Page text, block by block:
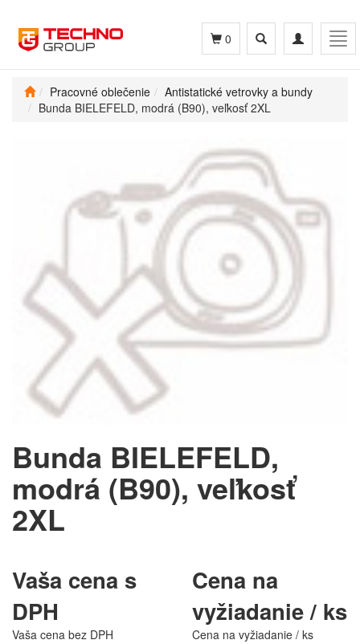
Toggle
navigation
Toggle
search
0
Pracovné oblečenie
Antistatické vetrovky a bundy
Bunda BIELEFELD, modrá (B90), veľkosť 2XL
Bunda BIELEFELD,
modrá (B90), veľkosť
2XL
Vaša cena s
DPH
Cena na
vyžiadanie / ks
Vaša cena bez DPH
Cena na vyžiadanie / ks